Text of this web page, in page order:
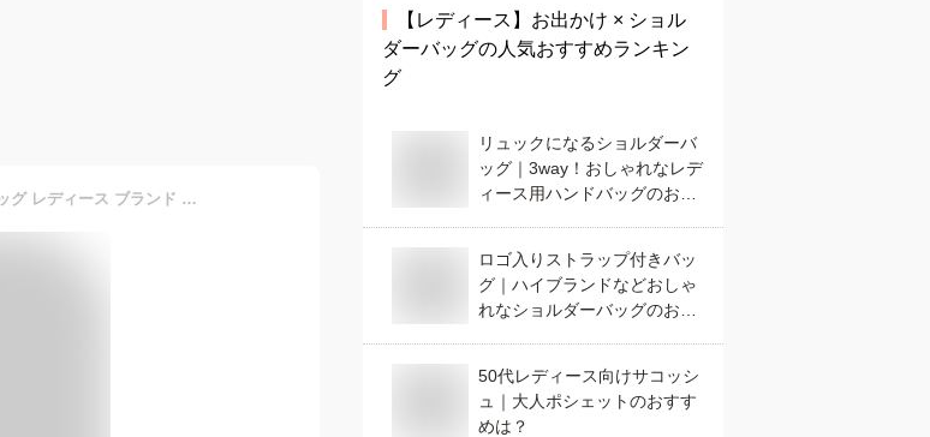
ウィローベイ クロスボディバッグ ショルダーバッグ レディース ブランド 耐水 軽量 小さめ 夏 海 プール 旅行 小物入れ 貴重品 サブバッグ ネオプレーン ネオプレン WILLOW BAY
【レディース】 お出かけ × ショル
ダーバッグの人気おすすめランキン
グ
リュックになるショルダーバ
ッグ｜3way！おしゃれなレデ
ィース用ハンドバッグのおす
ロゴ入りストラップ付きバッ
グ｜ハイブランドなどおしゃ
れなショルダーバッグのおす
50代レディース向けサコッシ
ュ｜大人ポシェットのおすす
めは？